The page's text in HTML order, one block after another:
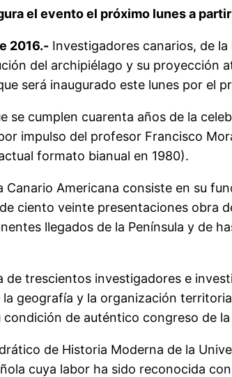
el evento el próximo lunes a
2016.- Investigadores canarios, de
del archipiélago y su proyección
será inaugurado este lunes por el
se cumplen cuarenta años de la
impulso del profesor Francisco
formato bianual en 1980).
Americana consiste en su
ciento veinte presentaciones obra
llegados de la Península y de
trescientos investigadores e
geografía y la organización
de auténtico congreso de
de Historia Moderna de la
cuya labor ha sido reconocida